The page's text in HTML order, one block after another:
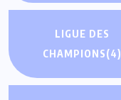
LIGUE DES
CHAMPIONS(4)